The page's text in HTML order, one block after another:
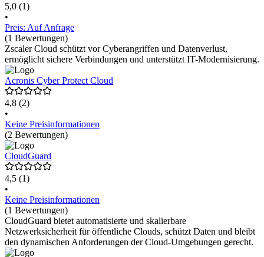
5,0 (1)
•
Preis: Auf Anfrage
(1 Bewertungen)
Zscaler Cloud schützt vor Cyberangriffen und Datenverlust,
ermöglicht sichere Verbindungen und unterstützt IT-Modernisierung.
Acronis Cyber Protect Cloud
4,8 (2)
•
Keine Preisinformationen
(2 Bewertungen)
CloudGuard
4,5 (1)
•
Keine Preisinformationen
(1 Bewertungen)
CloudGuard bietet automatisierte und skalierbare
Netzwerksicherheit für öffentliche Clouds, schützt Daten und bleibt
den dynamischen Anforderungen der Cloud-Umgebungen gerecht.